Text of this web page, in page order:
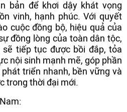
bản để khơi dậy khát vọng
vinh, hạnh phúc. Với quyết
cuộc đồng bộ, hiệu quả của
đồng lòng của toàn dân tộc,
tiếp tục được bồi đắp, tỏa
nội sinh mạnh mẽ, góp phần
triển nhanh, bền vững và
trong thời đại mới.